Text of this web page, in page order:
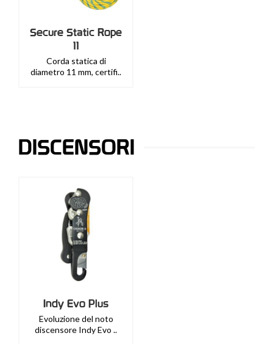
Secure Static Rope
11
Corda statica di
diametro 11 mm, certifi..
DISCENSORI
Indy Evo Plus
Evoluzione del noto
discensore Indy Evo ..